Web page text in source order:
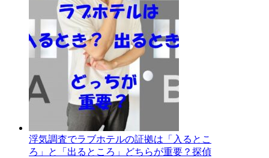
浮気調査でラブホテルの証拠は「入るとこ
ろ」と「出るところ」どちらが重要？探偵